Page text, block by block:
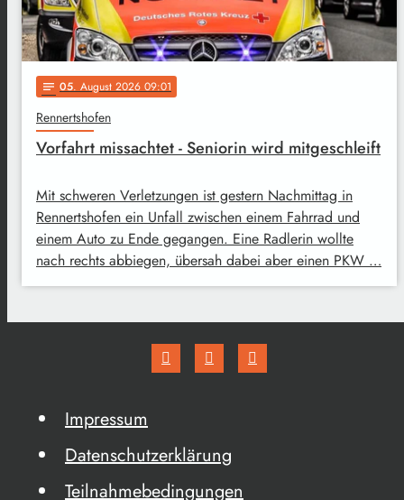
notes 05. August 2026 09:01
Rennertshofen
Vorfahrt missachtet - Seniorin wird mitgeschleift
Mit schweren Verletzungen ist gestern Nachmittag in
Rennertshofen ein Unfall zwischen einem Fahrrad und
einem Auto zu Ende gegangen. Eine Radlerin wollte
nach rechts abbiegen, übersah dabei aber einen PKW …
Impressum
Datenschutzerklärung
Teilnahmebedingungen